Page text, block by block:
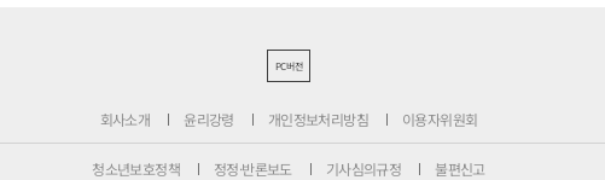
PC버전
회사소개 윤리강령 개인정보처리방침 이용자위원회
청소년보호정책 정정·반론보도 기사심의규정 불편신고